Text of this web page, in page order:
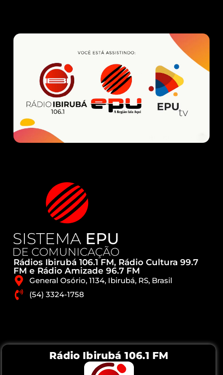
Rádios Ibirubá 106.1 FM, Rádio Cultura 99.7
FM e Rádio Amizade 96.7 FM
General Osório, 1134, Ibirubá, RS, Brasil
(54) 3324-1758
Rádio Ibirubá 106.1 FM